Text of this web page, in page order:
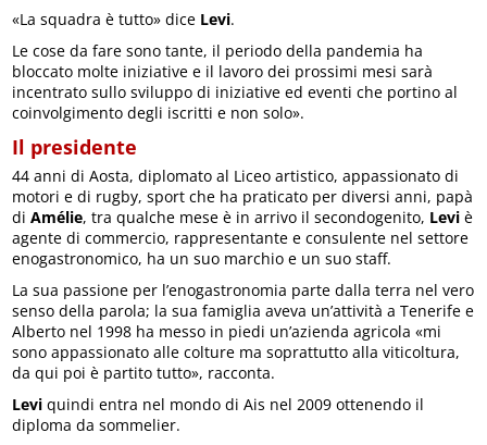
«La squadra è tutto» dice Levi.
Le cose da fare sono tante, il periodo della pandemia ha
bloccato molte iniziative e il lavoro dei prossimi mesi sarà
incentrato sullo sviluppo di iniziative ed eventi che portino al
coinvolgimento degli iscritti e non solo».
Il presidente
44 anni di Aosta, diplomato al Liceo artistico, appassionato di
motori e di rugby, sport che ha praticato per diversi anni, papà
diAmélie, tra qualche mese è in arrivo il secondogenito, Levi è
agente di commercio, rappresentante e consulente nel settore
enogastronomico, ha un suo marchio e un suo staff.
La sua passione per l’enogastronomia parte dalla terra nel vero
senso della parola; la sua famiglia aveva un’attività a Tenerife e
Alberto nel 1998 ha messo in piedi un’azienda agricola «mi
sono appassionato alle colture ma soprattutto alla viticoltura,
da qui poi è partito tutto», racconta.
Levi quindi entra nel mondo di Ais nel 2009 ottenendo il
diploma da sommelier.